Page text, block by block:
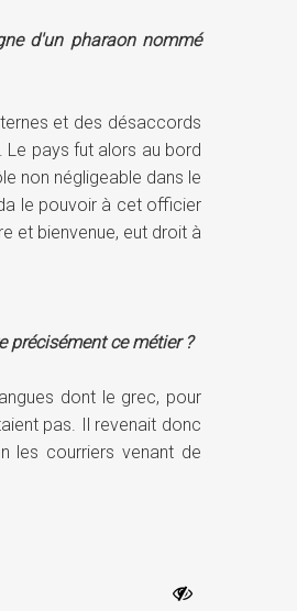
d'un pharaon nommé
et des désaccords
pays fut alors au bord
non négligeable dans le
le pouvoir à cet officier
et bienvenue, eut droit à
précisément ce métier ?
dont le grec, pour
pas. Il revenait donc
les courriers venant de